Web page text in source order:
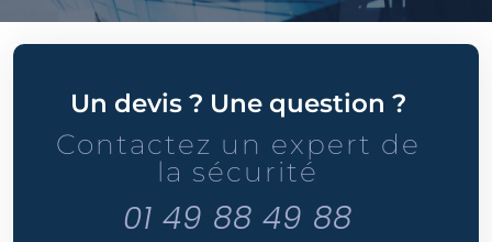
Un devis ? Une question ?
Contactez un expert de
la sécurité
01 49 88 49 88